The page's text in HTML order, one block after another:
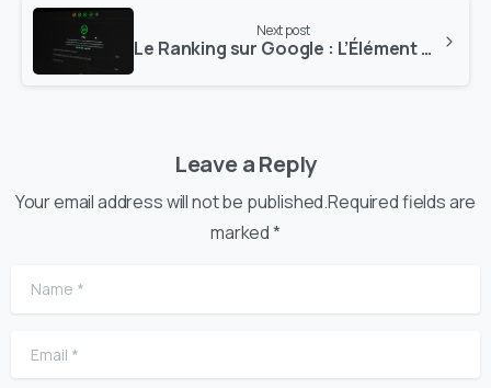
Next post
Le Ranking sur Google : L’Élément Clé pour Atteindre la Première Page
Leave a Reply
Your email address will not be published.Required fields are
marked *
Name
Email